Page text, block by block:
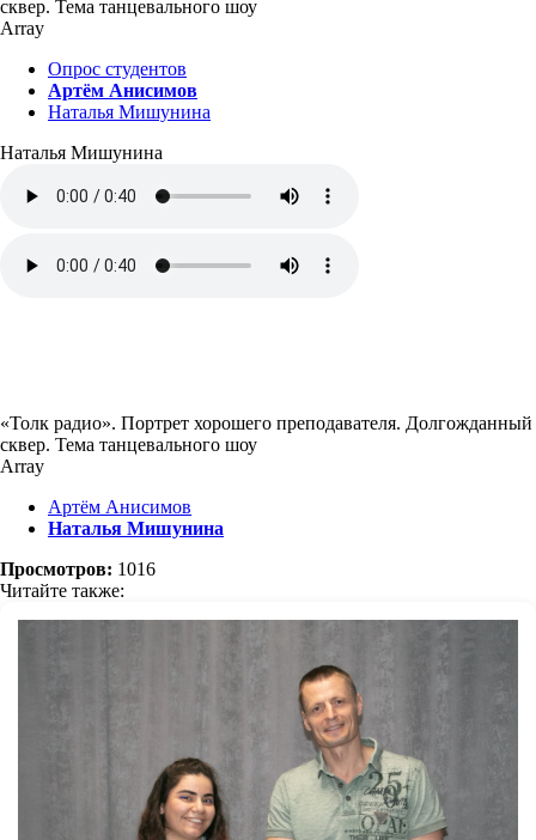
сквер. Тема танцевального шоу
Array
Опрос студентов
Артём Анисимов
Наталья Мишунина
Наталья Мишунина
«Толк радио». Портрет хорошего преподавателя. Долгожданный
сквер. Тема танцевального шоу
Array
Артём Анисимов
Наталья Мишунина
Просмотров: 1016
Читайте также: